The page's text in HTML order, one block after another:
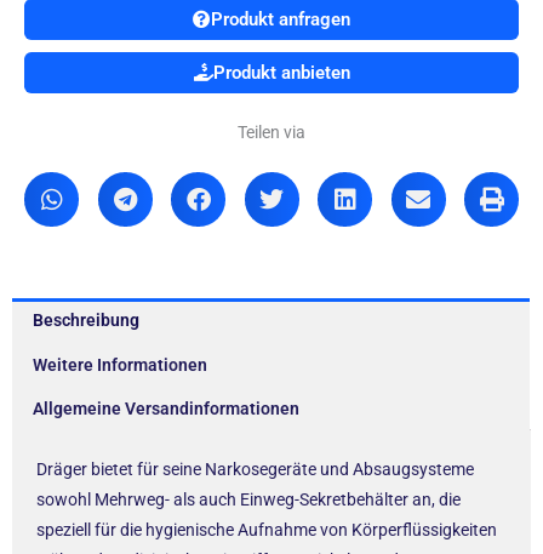
Produkt anfragen
Produkt anbieten
Teilen via
Beschreibung
Weitere Informationen
Allgemeine Versandinformationen
Dräger bietet für seine Narkosegeräte und Absaugsysteme
sowohl Mehrweg- als auch Einweg-Sekretbehälter an, die
speziell für die hygienische Aufnahme von Körperflüssigkeiten